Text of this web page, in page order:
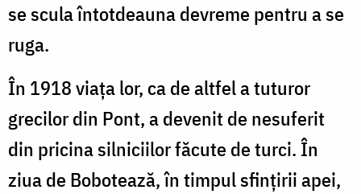
se scula întotdeauna devreme pentru a se
ruga.
În 1918 viaţa lor, ca de altfel a tuturor
grecilor din Pont, a devenit de nesuferit
din pricina silniciilor făcute de turci. În
ziua de Bobotează, în timpul sfinţirii apei,